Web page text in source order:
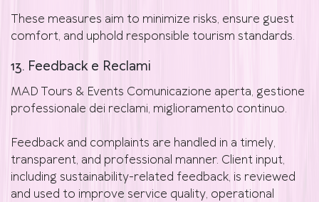
These measures aim to minimize risks, ensure guest
comfort, and uphold responsible tourism standards.
13. Feedback e Reclami
MAD Tours & Events Comunicazione aperta, gestione
professionale dei reclami, miglioramento continuo.
Feedback and complaints are handled in a timely,
transparent, and professional manner. Client input,
including sustainability-related feedback, is reviewed
and used to improve service quality, operational